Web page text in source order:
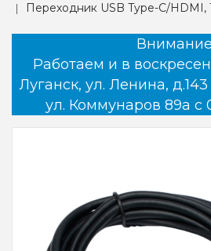
Переходник USB Type-C/HDMI,
Работаем и в
Луганск, ул. Ленина,
ул. Коммунаров 89а с